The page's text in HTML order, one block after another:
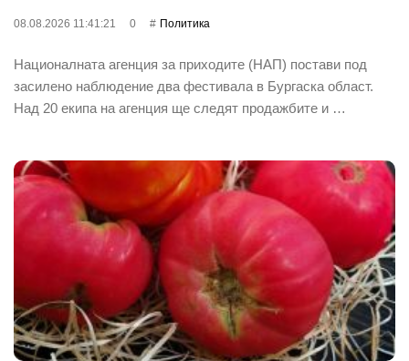
08.08.2026 11:41:21 0 Политика
Националната агенция за приходите (НАП) постави под
засилено наблюдение два фестивала в Бургаска област.
Над 20 екипа на агенция ще следят продажбите и …